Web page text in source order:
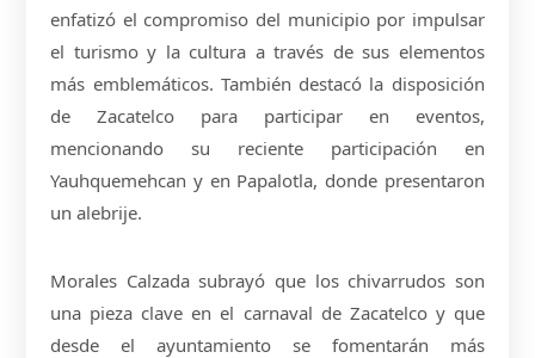
enfatizó el compromiso del municipio por impulsar
el turismo y la cultura a través de sus elementos
más emblemáticos. También destacó la disposición
de Zacatelco para participar en eventos,
mencionando su reciente participación en
Yauhquemehcan y en Papalotla, donde presentaron
un alebrije.
Morales Calzada subrayó que los chivarrudos son
una pieza clave en el carnaval de Zacatelco y que
desde el ayuntamiento se fomentarán más